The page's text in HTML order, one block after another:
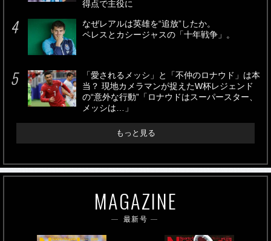
得点で主役に
なぜレアルは英雄を“追放”したか。
ペレスとカシージャスの「十年戦争」。
「愛されるメッシ」と「不仲のロナウド」は本
当？ 現地カメラマンが捉えたW杯レジェンド
の“意外な行動”「ロナウドはスーパースター、
メッシは…」
もっと見る
MAGAZINE
最新号